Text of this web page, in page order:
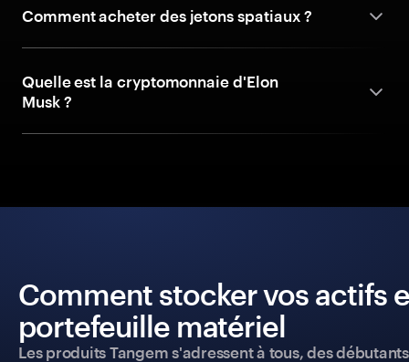
Comment acheter des jetons spatiaux ?
Quelle est la cryptomonnaie d'Elon
Musk ?
Comment stocker vos actifs
portefeuille matériel
Les produits Tangem s'adressent à tous, des